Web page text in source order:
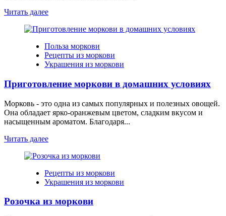
Читать далее
Польза моркови
Рецепты из моркови
Украшения из моркови
Приготовление моркови в домашних условиях
Морковь - это одна из самых популярных и полезных овощей.
Она обладает ярко-оранжевым цветом, сладким вкусом и
насыщенным ароматом. Благодаря...
Читать далее
Рецепты из моркови
Украшения из моркови
Розочка из моркови